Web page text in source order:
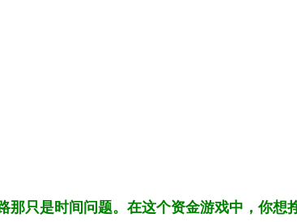
那只是时间问题。在这个资金游戏中，你